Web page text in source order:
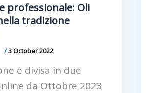
professionale: Oli
tradizione
/3 October 2022
è divisa in due
da Ottobre 2023